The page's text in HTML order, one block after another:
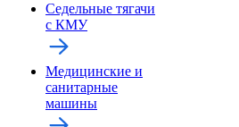
Седельные тягачи
с КМУ
Медицинские и
санитарные
машины